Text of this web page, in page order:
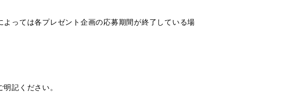
っては各プレゼント企画の応募期間が終了している場
記ください。